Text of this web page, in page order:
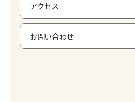
アクセス
お問い合わせ